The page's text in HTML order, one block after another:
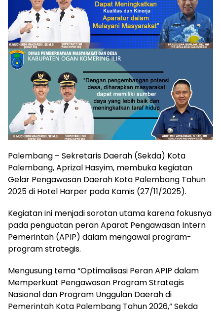
Palembang – Sekretaris Daerah (Sekda) Kota
Palembang, Aprizal Hasyim, membuka kegiatan
Gelar Pengawasan Daerah Kota Palembang Tahun
2025 di Hotel Harper pada Kamis (27/11/2025).
Kegiatan ini menjadi sorotan utama karena fokusnya
pada penguatan peran Aparat Pengawasan Intern
Pemerintah (APIP) dalam mengawal program-
program strategis.
Mengusung tema “Optimalisasi Peran APIP dalam
Memperkuat Pengawasan Program Strategis
Nasional dan Program Unggulan Daerah di
Pemerintah Kota Palembang Tahun 2026,” Sekda